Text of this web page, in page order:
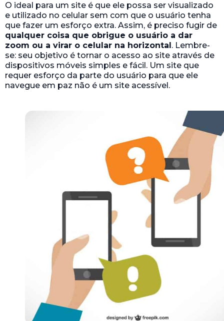
O ideal para um site é que ele possa ser visualizado
e utilizado no celular sem com que o usuário tenha
que fazer um esforço extra. Assim, é preciso fugir de
qualquer coisa que obrigue o usuário a dar
zoom ou a virar o celular na horizontal . Lembre-
se: seu objetivo é tornar o acesso ao site através de
dispositivos móveis simples e fácil. Um site que
requer esforço da parte do usuário para que ele
navegue em paz não é um site acessível.